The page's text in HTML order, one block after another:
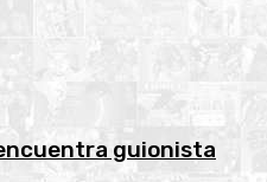
guionista